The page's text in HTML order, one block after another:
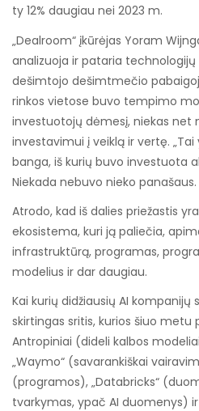
ty 12% daugiau nei 2023 m.
„Dealroom“ įkūrėjas Yoram
analizuoja ir pataria technologijų
dešimtojo dešimtmečio
rinkos vietose buvo tempimo
investuotojų dėmesį, niekas net
investavimui į veiklą ir vertę. „Tai
banga, iš kurių buvo investuota
Niekada nebuvo nieko panašaus.
Atrodo, kad iš dalies priežastis
ekosistema, kuri ją paliečia,
infrastruktūrą, programas,
modelius ir dar daugiau.
Kai kurių didžiausių AI kompanijų
skirtingas sritis, kurios šiuo metu
Antropiniai (dideli kalbos
„Waymo“ (savarankiškai
(programos), „Databricks“
tvarkymas, ypač AI duomenys)